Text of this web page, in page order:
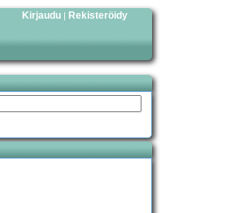
Kirjaudu | Rekisteröidy